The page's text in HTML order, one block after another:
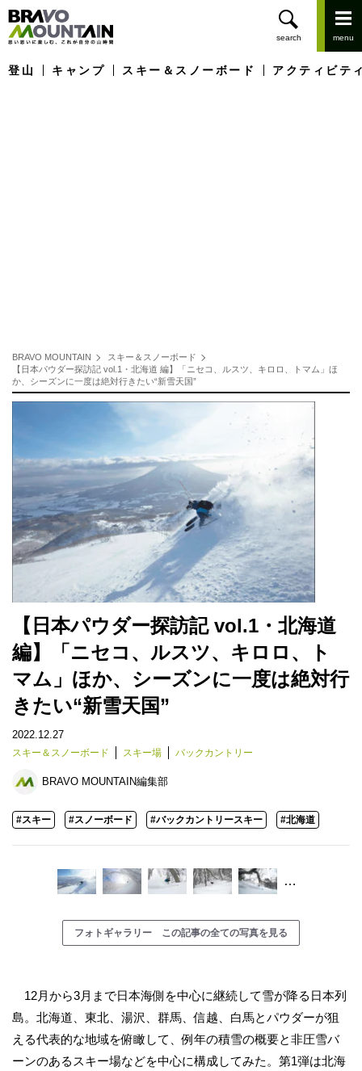
登山 キャンプ スキー＆スノーボード アクティビテ
BRAVO MOUNTAIN
スキー＆スノーボード
【日本パウダー探訪記 vol.1・北海道 編】「ニセコ、ルスツ、キロロ、トマム」ほ
か、シーズンに一度は絶対行きたい“新雪天国”
【日本パウダー探訪記 vol.1・北海道
編】「ニセコ、ルスツ、キロロ、ト
マム」ほか、シーズンに一度は絶対行
きたい“新雪天国”
2022.12.27
スキー＆スノーボード スキー場 バックカントリー
BRAVO MOUNTAIN編集部
#スキー #スノーボード #バックカントリースキー #北海道
…
フォトギャラリー この記事の全ての写真を見る
12月から3月まで日本海側を中心に継続して雪が降る日本列
島。北海道、東北、湯沢、群馬、信越、白馬とパウダーが狙
える代表的な地域を俯瞰して、例年の積雪の概要と非圧雪バ
ーンのあるスキー場などを中心に構成してみた。第1弾は北海